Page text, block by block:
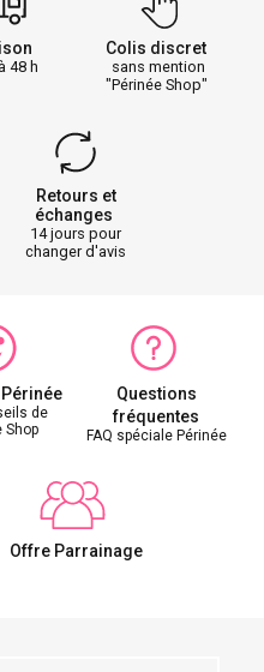
48 h
Colis discret
sans mention
"Périnée Shop"
Retours et
échanges
14 jours pour
changer d'avis
de
Shop
Questions
fréquentes
FAQ spéciale Périnée
Offre Parrainage